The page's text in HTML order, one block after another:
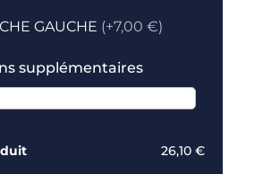
GAUCHE (+7,00 €)
supplémentaires
26,10 €